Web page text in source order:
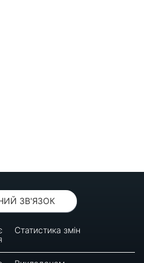
ЗВ'ЯЗОК
Статистика змін